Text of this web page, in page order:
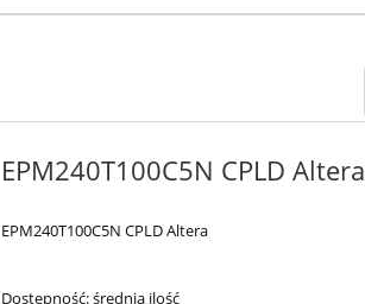
EPM240T100C5N CPLD Altera
EPM240T100C5N CPLD Altera
Dostępność:średnia ilość